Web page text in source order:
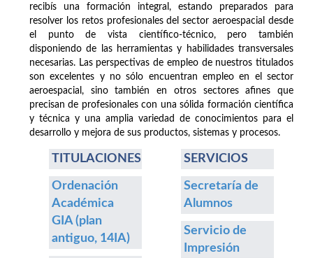
recibís una formación integral, estando preparados para
resolver los retos profesionales del sector aeroespacial desde
el punto de vista científico-técnico, pero también
disponiendo de las herramientas y habilidades transversales
necesarias. Las perspectivas de empleo de nuestros titulados
son excelentes y no sólo encuentran empleo en el sector
aeroespacial, sino también en otros sectores afines que
precisan de profesionales con una sólida formación científica
y técnica y una amplia variedad de conocimientos para el
desarrollo y mejora de sus productos, sistemas y procesos.
TITULACIONES
Ordenación
Académica
GIA (plan
antiguo, 14IA)
SERVICIOS
Secretaría de
Alumnos
Servicio de
Impresión